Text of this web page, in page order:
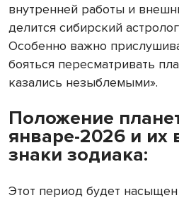
внутренней работы и
делится сибирский
Особенно важно
бояться пересматривать
казались незыблемыми».
Положение
январе-2026 и их
знаки зодиака:
Этот период будет